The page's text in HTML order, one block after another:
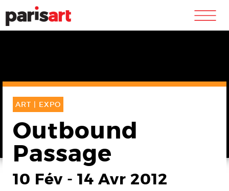
m
ART | EXPO
Outbound
Passage
10 Fév - 14 Avr 2012